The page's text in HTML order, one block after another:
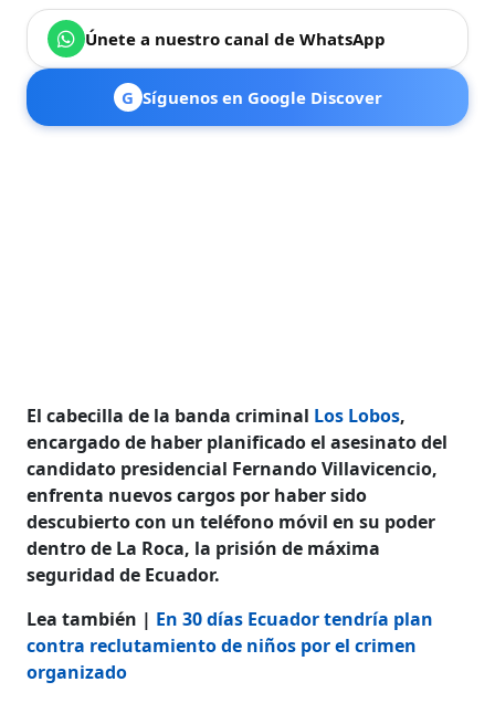
Únete a nuestro canal de WhatsApp
G Síguenos en Google Discover
El cabecilla de la banda criminal Los Lobos,
encargado de haber planificado el asesinato del
candidato presidencial Fernando Villavicencio,
enfrenta nuevos cargos por haber sido
descubierto con un teléfono móvil en su poder
dentro de La Roca, la prisión de máxima
seguridad de Ecuador.
Lea también | En 30 días Ecuador tendría plan
contra reclutamiento de niños por el crimen
organizado